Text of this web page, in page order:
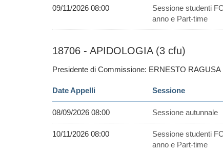
09/11/2026 08:00
Sessione studenti
anno e Part-time
18706 - APIDOLOGIA (3 cfu)
Presidente di Commissione: ERNESTO
Date Appelli Sessione
08/09/2026 08:00 Sessione autunnale
10/11/2026 08:00
Sessione studenti
anno e Part-time